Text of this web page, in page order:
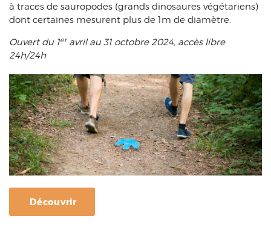
à traces de sauropodes (grands dinosaures végétariens)
dont certaines mesurent plus de 1m de diamètre.
Ouvert du 1eravril au 31 octobre 2024, accès libre
24h/24h
Découvrir